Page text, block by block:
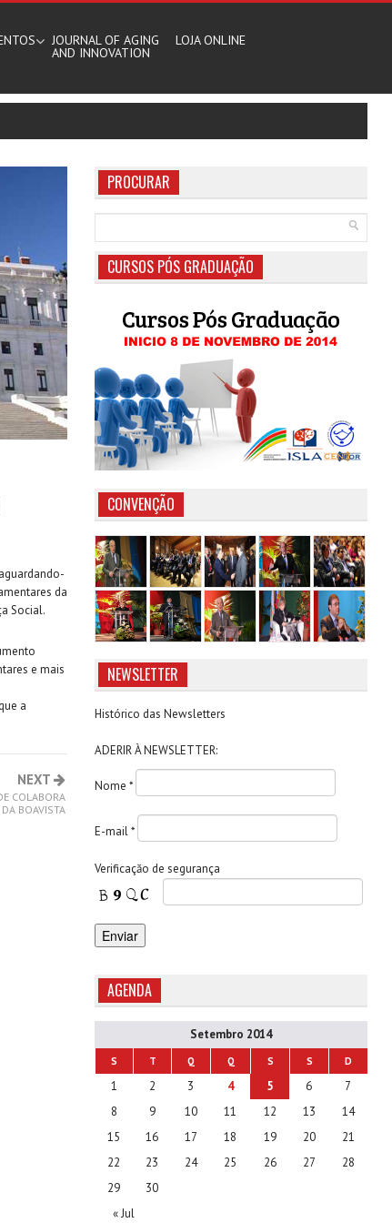
JOURNAL OF AGING
AND INNOVATION
LOJA ONLINE
da
Social.
e mais
a
NEXT
COLABORA
BOAVISTA
PROCURAR
CURSOS PÓS GRADUAÇÃO
CONVENÇÃO
NEWSLETTER
Histórico das Newsletters
ADERIR À NEWSLETTER:
Nome *
E-mail *
Verificaçăo de segurança
AGENDA
Setembro 2014
S T Q Q S S D
« Jul
1 2 3 4 5 6
7
8
9 10 11 12 13
14
15
16 17 18 19 20
21
22
23 24 25 26 27
28
29
30